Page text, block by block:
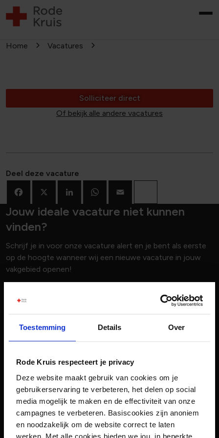
Toestemming Details Over
Rode Kruis respecteert je privacy
Deze website maakt gebruik van cookies om je
gebruikerservaring te verbeteren, het delen op social
media mogelijk te maken en de effectiviteit van onze
campagnes te verbeteren. Basiscookies zijn anoniem
en noodzakelijk om de website correct te laten
werken. Met alle cookies bieden we jou, in beperkte
Home Vacatures
Solliciteer direct
Of bekijk alle andere vacatures
Deel deze vacature
WhatsApp
Email
Jouw ideale vacature niet kunnen
vinden?
Schrijf je in voor onze vacature alert en je bent als eerste
op de hoogte wanneer wij een nieuwe vacature in jouw
vakgebied openen!
Achternaam
E-mailadres
Vakgebied
0 geselecteerd